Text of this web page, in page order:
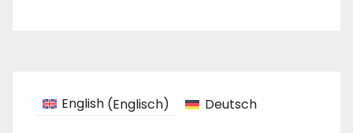
English (Englisch) Deutsch